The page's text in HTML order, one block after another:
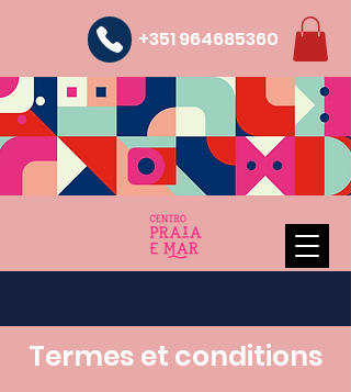
+351 964685360
Termes et conditions